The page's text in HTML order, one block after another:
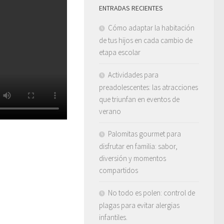
ENTRADAS RECIENTES
Cómo adaptar la habitación
de tus hijos en cada cambio de
etapa escolar
Actividades para
preadolescentes: las atracciones
que triunfan en eventos de
verano
Palomitas gourmet para
disfrutar en familia: sabor,
diversión y momentos
compartidos
No todo es polen: control de
plagas para evitar alergias
infantiles.